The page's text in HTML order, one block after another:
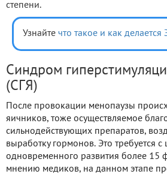
степени.
Узнайте что такое и как делается
Синдром
(СГЯ)
После провокации менопаузы
яичников, тоже осуществляемое
сильнодействующих препаратов,
выработку гормонов. Это требуется с
одновременного развития более 15
мнению медиков, на данном этапе